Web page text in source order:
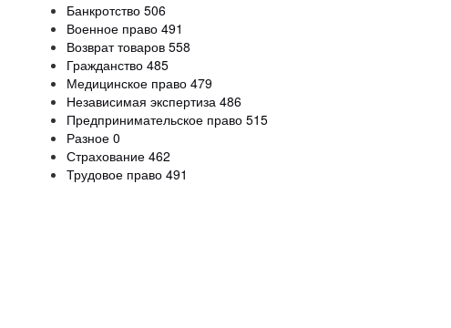
Банкротство 506
Военное право 491
Возврат товаров 558
Гражданство 485
Медицинское право 479
Независимая экспертиза 486
Предпринимательское право 515
Разное 0
Страхование 462
Трудовое право 491